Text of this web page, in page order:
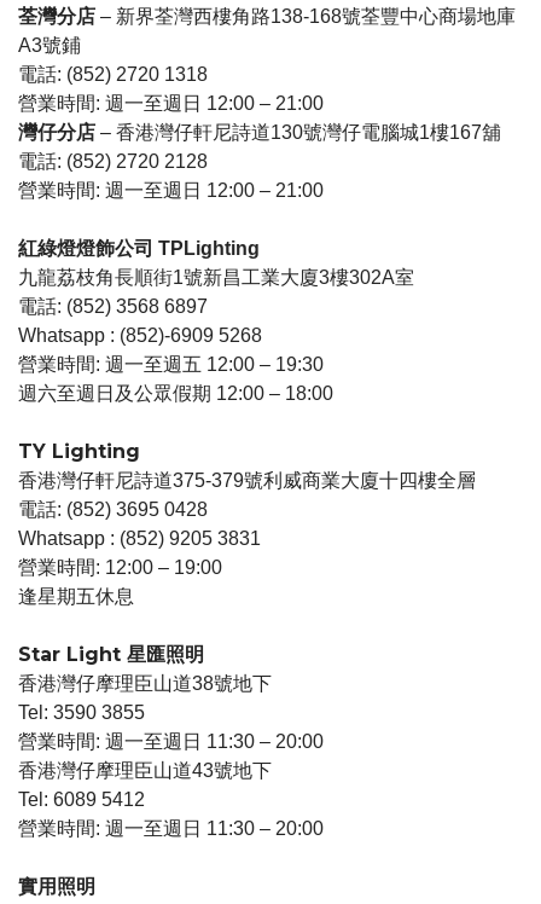
荃灣分店 – 新界荃灣西樓角路138-168號荃豐中心商場地庫
A3號鋪
電話: (852) 2720 1318
營業時間: 週一至週日 12:00 – 21:00
灣仔分店 – 香港灣仔軒尼詩道130號灣仔電腦城1樓167舖
電話: (852) 2720 2128
營業時間: 週一至週日 12:00 – 21:00
紅綠燈燈飾公司 TPLighting
九龍荔枝角長順街1號新昌工業大廈3樓302A室
電話: (852) 3568 6897
Whatsapp : (852)-6909 5268
營業時間: 週一至週五 12:00 – 19:30
週六至週日及公眾假期 12:00 – 18:00
TY Lighting
香港灣仔軒尼詩道375-379號利威商業大廈十四樓全層
電話: (852) 3695 0428
Whatsapp : (852) 9205 3831
營業時間: 12:00 – 19:00
逢星期五休息
Star Light 星匯照明
香港灣仔摩理臣山道38號地下
Tel: 3590 3855
營業時間: 週一至週日 11:30 – 20:00
香港灣仔摩理臣山道43號地下
Tel: 6089 5412
營業時間: 週一至週日 11:30 – 20:00
實用照明